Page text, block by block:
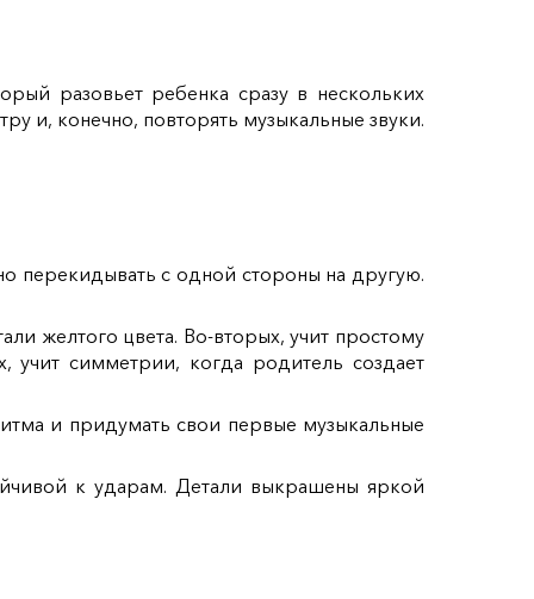
разовьет ребенка сразу в нескольких
и, конечно, повторять музыкальные звуки.
перекидывать с одной стороны на другую.
желтого цвета. Во-вторых, учит простому
учит симметрии, когда родитель создает
и придумать свои первые музыкальные
к ударам. Детали выкрашены яркой